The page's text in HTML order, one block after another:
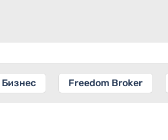
Бизнес Freedom Broker